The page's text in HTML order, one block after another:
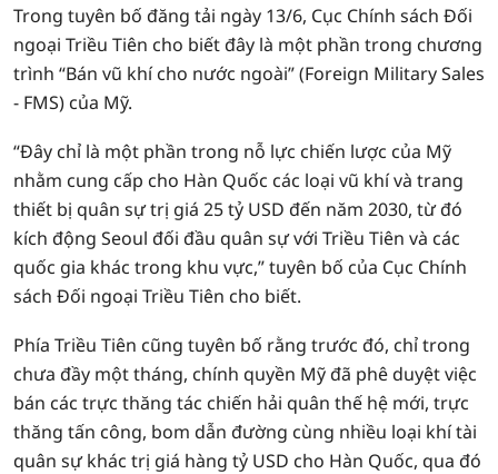
Trong tuyên bố đăng tải ngày 13/6, Cục Chính sách Đối
ngoại Triều Tiên cho biết đây là một phần trong chương
trình “Bán vũ khí cho nước ngoài” (Foreign Military Sales
- FMS) của Mỹ.
“Đây chỉ là một phần trong nỗ lực chiến lược của Mỹ
nhằm cung cấp cho Hàn Quốc các loại vũ khí và trang
thiết bị quân sự trị giá 25 tỷ USD đến năm 2030, từ đó
kích động Seoul đối đầu quân sự với Triều Tiên và các
quốc gia khác trong khu vực,” tuyên bố của Cục Chính
sách Đối ngoại Triều Tiên cho biết.
Phía Triều Tiên cũng tuyên bố rằng trước đó, chỉ trong
chưa đầy một tháng, chính quyền Mỹ đã phê duyệt việc
bán các trực thăng tác chiến hải quân thế hệ mới, trực
thăng tấn công, bom dẫn đường cùng nhiều loại khí tài
quân sự khác trị giá hàng tỷ USD cho Hàn Quốc, qua đó